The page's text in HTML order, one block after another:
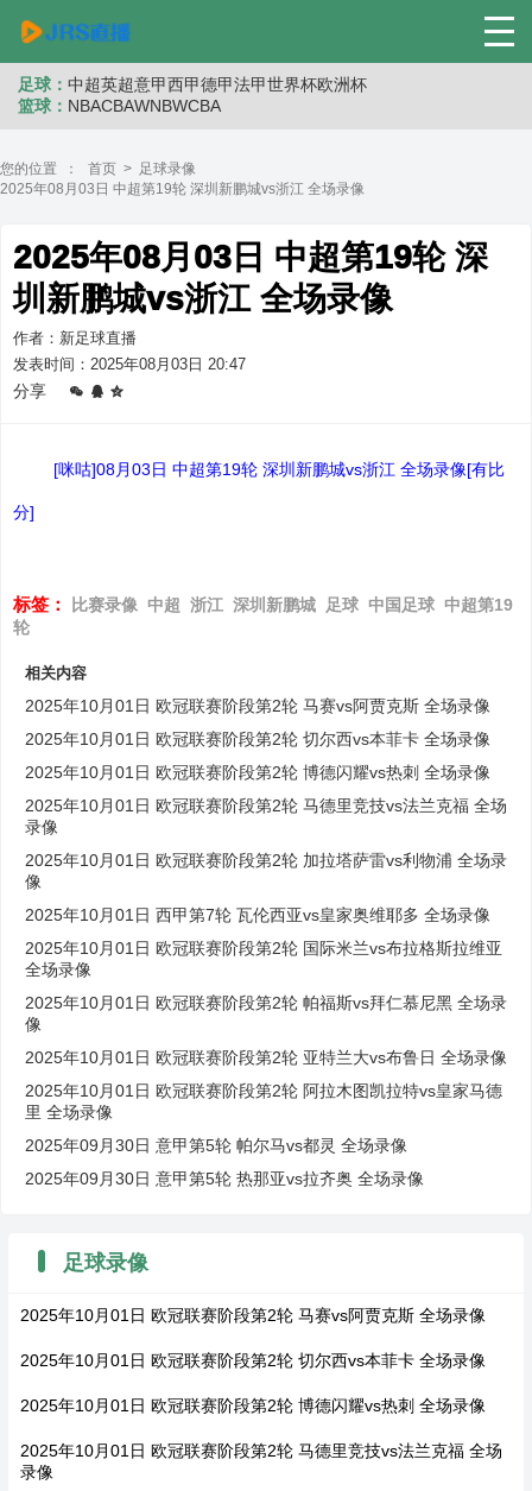
足球： 中超英超意甲西甲德甲法甲世界杯欧洲杯
篮球： NBACBAWNBWCBA
您的位置 ： 首页 > 足球录像
2025年08月03日 中超第19轮 深圳新鹏城vs浙江 全场录像
2025年08月03日 中超第19轮 深
圳新鹏城vs浙江 全场录像
作者：新足球直播
发表时间：2025年08月03日 20:47
分享
[咪咕]08月03日 中超第19轮 深圳新鹏城vs浙江 全场录像[有比
分]
标签： 比赛录像 中超 浙江 深圳新鹏城 足球 中国足球 中超第19
轮
相关内容
2025年10月01日 欧冠联赛阶段第2轮 马赛vs阿贾克斯 全场录像
2025年10月01日 欧冠联赛阶段第2轮 切尔西vs本菲卡 全场录像
2025年10月01日 欧冠联赛阶段第2轮 博德闪耀vs热刺 全场录像
2025年10月01日 欧冠联赛阶段第2轮 马德里竞技vs法兰克福 全场
录像
2025年10月01日 欧冠联赛阶段第2轮 加拉塔萨雷vs利物浦 全场录
像
2025年10月01日 西甲第7轮 瓦伦西亚vs皇家奥维耶多 全场录像
2025年10月01日 欧冠联赛阶段第2轮 国际米兰vs布拉格斯拉维亚
全场录像
2025年10月01日 欧冠联赛阶段第2轮 帕福斯vs拜仁慕尼黑 全场录
像
2025年10月01日 欧冠联赛阶段第2轮 亚特兰大vs布鲁日 全场录像
2025年10月01日 欧冠联赛阶段第2轮 阿拉木图凯拉特vs皇家马德
里 全场录像
2025年09月30日 意甲第5轮 帕尔马vs都灵 全场录像
2025年09月30日 意甲第5轮 热那亚vs拉齐奥 全场录像
足球录像
2025年10月01日 欧冠联赛阶段第2轮 马赛vs阿贾克斯 全场录像
2025年10月01日 欧冠联赛阶段第2轮 切尔西vs本菲卡 全场录像
2025年10月01日 欧冠联赛阶段第2轮 博德闪耀vs热刺 全场录像
2025年10月01日 欧冠联赛阶段第2轮 马德里竞技vs法兰克福 全场
录像